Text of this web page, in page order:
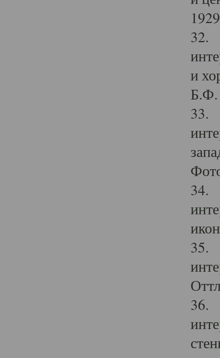
32.
и
Б.Ф.
33.
34.
35.
36.